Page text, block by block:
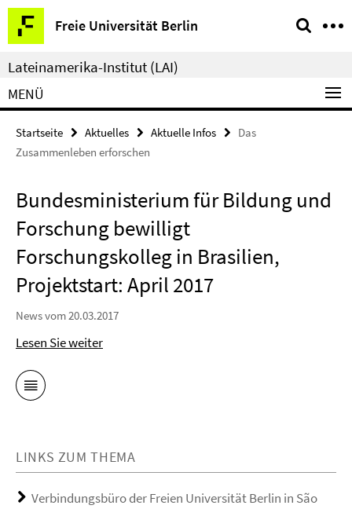
Springe
direkt
zu
Inhalt
Freie Universität Berlin
Service-
Navigation
Lateinamerika-Institut (LAI)
MENÜ
Startseite Aktuelles Aktuelle Infos
Das
Zusammenleben erforschen
Bundesministerium für Bildung und
Forschung bewilligt
Forschungskolleg in Brasilien,
Projektstart: April 2017
News vom 20.03.2017
Lesen Sie weiter
LINKS ZUM THEMA
Verbindungsbüro der Freien Universität Berlin in São